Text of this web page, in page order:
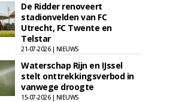
De Ridder renoveert
stadionvelden van FC
Utrecht, FC Twente en
Telstar
21-07-2026 | NIEUWS
Waterschap Rijn en IJssel
stelt onttrekkingsverbod in
vanwege droogte
15-07-2026 | NIEUWS